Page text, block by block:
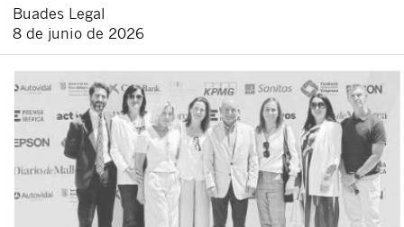
Buades Legal
8 de junio de 2026